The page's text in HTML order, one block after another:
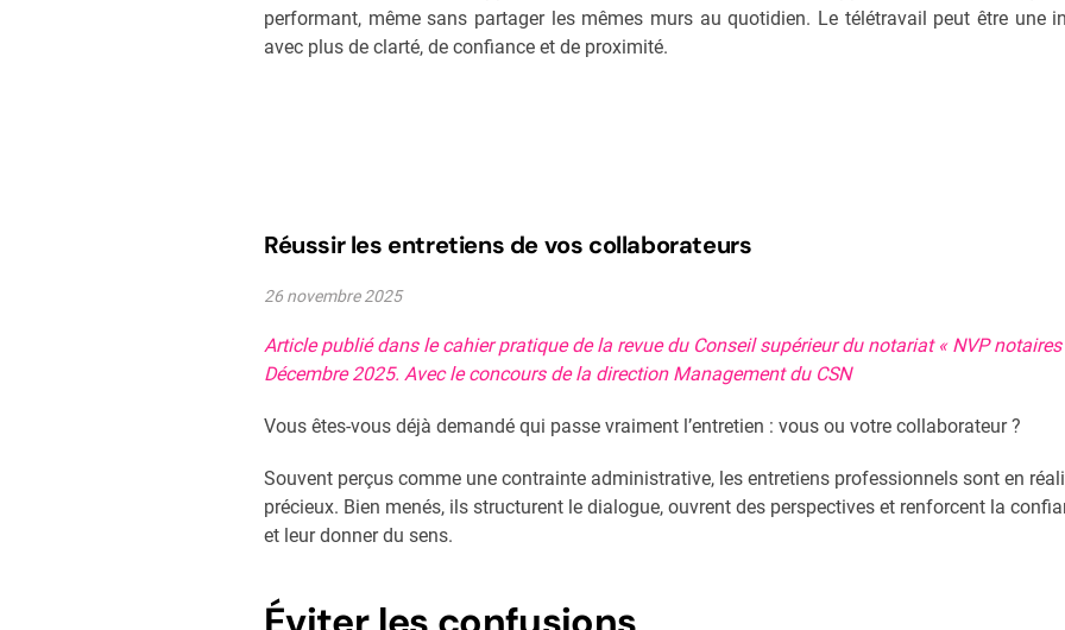
performant, même sans partager les mêmes murs au quotidien. Le télétravail peut être une
avec plus de clarté, de confiance et de proximité.
Réussir les entretiens de vos collaborateurs
26 novembre 2025
Article publié dans le cahier pratique de la revue du Conseil supérieur du notariat « NVP
Décembre 2025. Avec le concours de la direction Management du CSN
Vous êtes-vous déjà demandé qui passe vraiment l’entretien : vous ou votre collaborateur ?
Souvent perçus comme une contrainte administrative, les entretiens professionnels sont en
précieux. Bien menés, ils structurent le dialogue, ouvrent des perspectives et renforcent la
et leur donner du sens.